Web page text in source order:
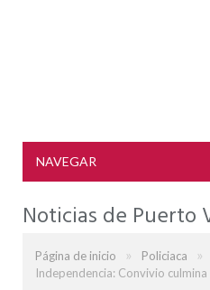
NAVEGAR
Noticias de Puerto
Página de inicio » Policiaca »
Independencia: Convivio